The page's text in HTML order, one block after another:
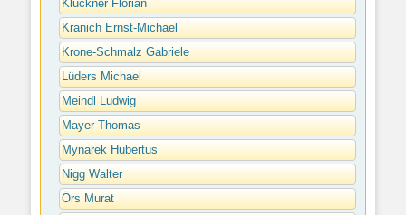
Kluckner Florian
Kranich Ernst-Michael
Krone-Schmalz Gabriele
Lüders Michael
Meindl Ludwig
Mayer Thomas
Mynarek Hubertus
Nigg Walter
Örs Murat